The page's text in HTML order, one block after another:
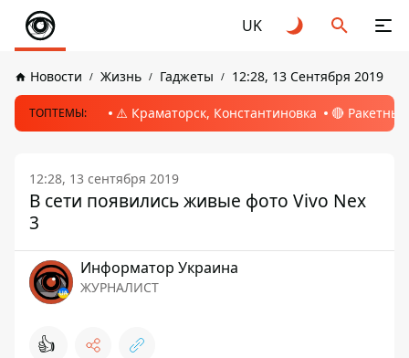
UK
Новости Жизнь Гаджеты 12:28, 13 Сентября 2019
ТОПТЕМЫ: ⚠️ Краматорск, Константиновка 🔴
12:28, 13 сентября 2019
В сети появились живые фото Vivo Nex
3
Информатор Украина
ЖУРНАЛИСТ
👍